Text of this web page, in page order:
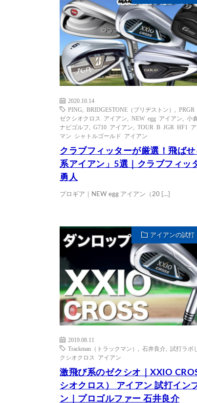
2020.10.14
PING
BRIDGESTONE（ブリヂストン） PRGR
ゼクシオクロス アイアン
NEW egg アイアン 小
ナビゴルフ
G710 アイアン TOUR B JGR HF1 ア
マン シャトルゴールド アイアン
クラブフィッターが厳選！飛ば
系アイアン」5選｜クラブフィッ
勇人
プロギア｜NEW egg アイアン（20 […]
アイアンの試打
2019.08.11
Trackman（トラックマン）
石井良介 試打ラボ
クシオクロス アイアン
激飛び系のゼクシオ｜XXIO
シオクロス） アイアン 試打イン
ン｜プロゴルファー 石井良介